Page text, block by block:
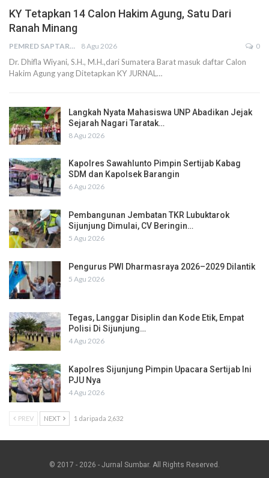
KY Tetapkan 14 Calon Hakim Agung, Satu Dari
Ranah Minang
PEMRED SAPTARIUS 8 Agu 2026 0
Dr. Dhifla Wiyani, S.H., M.H.,dari Sumatera Barat masuk daftar Calon
Hakim Agung yang Ditetapkan KY JURNAL…
Langkah Nyata Mahasiswa UNP Abadikan Jejak
Sejarah Nagari Taratak…
8 Agu 2026
Kapolres Sawahlunto Pimpin Sertijab Kabag
SDM dan Kapolsek Barangin
6 Agu 2026
Pembangunan Jembatan TKR Lubuktarok
Sijunjung Dimulai, CV Beringin…
5 Agu 2026
Pengurus PWI Dharmasraya 2026–2029 Dilantik
5 Agu 2026
Tegas, Langgar Disiplin dan Kode Etik, Empat
Polisi Di Sijunjung…
4 Agu 2026
Kapolres Sijunjung Pimpin Upacara Sertijab Ini
PJU Nya
4 Agu 2026
PREV NEXT 1 daripada 2,632
© 2017 - 2026 - Jurnal Sumbar. All Rights Reserved.